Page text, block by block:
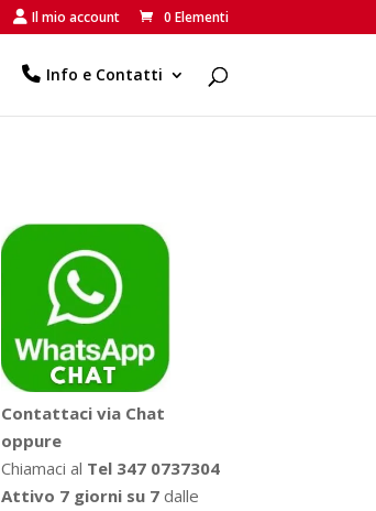
Il mio account 0 Elementi
Info e Contatti
Contattaci via Chat
oppure
Chiamaci al Tel 347 0737304
Attivo 7 giorni su 7 dalle